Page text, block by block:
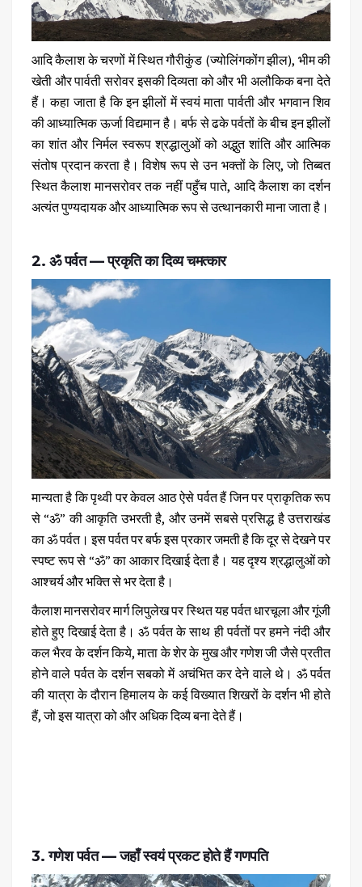
आदि कैलाश के चरणों में स्थितगौरीकुंड (ज्योलिंगकोंग झील), भीम की
खेती औरपार्वती सरोवरइसकी दिव्यता को और भी अलौकिक बना देते
हैं। कहा जाता है कि इन झीलों में स्वयं माता पार्वती और भगवान शिव
की आध्यात्मिक ऊर्जा विद्यमान है। बर्फ से ढके पर्वतों के बीच इन झीलों
का शांत और निर्मल स्वरूप श्रद्धालुओं को अद्भुत शांति और आत्मिक
संतोष प्रदान करता है। विशेष रूप से उन भक्तों के लिए, जो तिब्बत
स्थित कैलाश मानसरोवर तक नहीं पहुँच पाते, आदि कैलाश का दर्शन
अत्यंत पुण्यदायक और आध्यात्मिक रूप से उत्थानकारी माना जाता है।
2. ॐ पर्वत — प्रकृति का दिव्य चमत्कार
मान्यता है कि पृथ्वी पर केवल आठ ऐसे पर्वत हैं जिन पर प्राकृतिक रूप
से “ॐ” की आकृति उभरती है, और उनमें सबसे प्रसिद्ध है उत्तराखंड
काॐ पर्वत। इस पर्वत पर बर्फ इस प्रकार जमती है कि दूर से देखने पर
स्पष्ट रूप से “ॐ” का आकार दिखाई देता है। यह दृश्य श्रद्धालुओं को
आश्चर्य और भक्ति से भर देता है।
कैलाश मानसरोवर मार्ग लिपुलेख पर स्थित यह पर्वत धारचूला और गूंजी
होते हुए दिखाई देता है। ॐ पर्वत के साथ ही पर्वतों पर हमने नंदी और
कल भैरव के दर्शन किये, माता के शेर के मुख और गणेश जी जैसे प्रतीत
होने वाले पर्वत के दर्शन सबको में अचंभित कर देने वाले थे। ॐ पर्वत
की यात्रा के दौरान हिमालय के कई विख्यात शिखरों के दर्शन भी होते
हैं, जो इस यात्रा को और अधिक दिव्य बना देते हैं।
3. गणेश पर्वत — जहाँ स्वयं प्रकट होते हैं गणपति